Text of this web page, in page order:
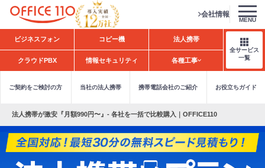
H
o
会社情報
MENU
ビジネスフォン コピー機 法人携帯
クラウドPBX 情報セキュリティ 各種工事
全サービス
一覧
ご契約をご検討の方 当社の法人携帯 携帯電話会社のご紹介 お役立ちガイド
法人携帯が激安『月額990円〜』- 各社を一括で比較購入｜OFFICE110